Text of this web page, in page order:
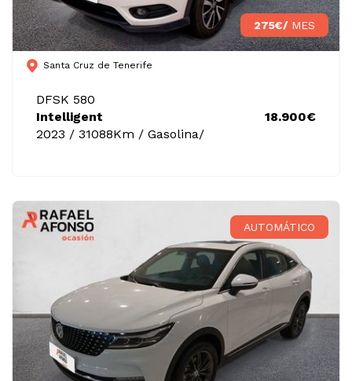
275€/ MES
Santa Cruz de Tenerife
DFSK 580
Intelligent
2023 / 31088Km / Gasolina/
18.900€
AUTOMÁTICO